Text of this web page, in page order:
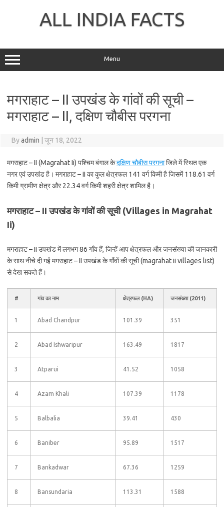
ALL INDIA FACTS
Menu
मगराहाट – II उपखंड के गांवों की सूची –
मगराहाट – II, दक्षिण चौबीस परगना
Byadmin जून 18, 2022
मगराहाट – II (Magrahat Ii) पश्चिम बंगाल केदक्षिण चौबीस परगनाजिले में स्थित एक
नगर एवं उपखंड है। मगराहाट – II का कुल क्षेत्रफल 141 वर्ग किमी है जिसमें 118.61 वर्ग
किमी ग्रामीण क्षेत्र और 22.34 वर्ग किमी शहरी क्षेत्र शामिल है।
मगराहाट – II उपखंड के गांवों की सूची (Villages in Magrahat
Ii)
मगराहाट – II उपखंड में लगभग 86 गाँव हैं, जिन्हें आप क्षेत्रफल और जनसंख्या की जानकारी
के साथ नीचे दी गई मगराहाट – II उपखंड के गाँवों की सूची (magrahat ii villages list)
से देख सकते हैं।
# गांव का नाम क्षेत्रफल (HA) जनसंख्या (2011)
1 Abad Chandpur 101.39 351
2 Abad Ishwaripur 163.49 1817
3 Atparui 41.52 1058
4 Azam Khali 107.39 1178
5 Balbalia 39.41 430
6 Baniber 95.89 1517
7 Bankadwar 67.36 1259
8 Bansundaria 113.31 1588